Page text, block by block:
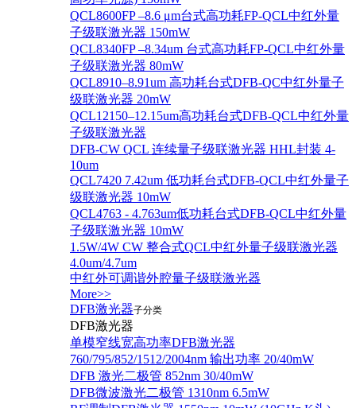
QCL8600FP –8.6 μm台式高功耗FP-QCL中红外量
子级联激光器 150mW
QCL8340FP –8.34um 台式高功耗FP-QCL中红外量
子级联激光器 80mW
QCL8910–8.91um 高功耗台式DFB-QC中红外量子
级联激光器 20mW
QCL12150–12.15um高功耗台式DFB-QCL中红外量
子级联激光器
DFB-CW QCL 连续量子级联激光器 HHL封装 4-
10um
QCL7420 7.42um 低功耗台式DFB-QCL中红外量子
级联激光器 10mW
QCL4763 - 4.763um低功耗台式DFB-QCL中红外量
子级联激光器 10mW
1.5W/4W CW 整合式QCL中红外量子级联激光器
4.0um/4.7um
中红外可调谐外腔量子级联激光器
More>>
DFB激光器子分类
DFB激光器
单模窄线宽高功率DFB激光器
760/795/852/1512/2004nm 输出功率 20/40mW
DFB 激光二极管 852nm 30/40mW
DFB微波激光二极管 1310nm 6.5mW